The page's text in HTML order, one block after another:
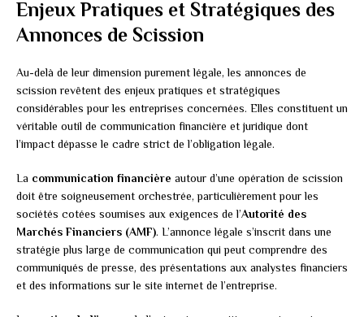
Enjeux Pratiques et Stratégiques des
Annonces de Scission
Au-delà de leur dimension purement légale, les annonces de
scission revêtent des enjeux pratiques et stratégiques
considérables pour les entreprises concernées. Elles constituent un
véritable outil de communication financière et juridique dont
l’impact dépasse le cadre strict de l’obligation légale.
La communication financière autour d’une opération de scission
doit être soigneusement orchestrée, particulièrement pour les
sociétés cotées soumises aux exigences de l’Autorité des
Marchés Financiers (AMF). L’annonce légale s’inscrit dans une
stratégie plus large de communication qui peut comprendre des
communiqués de presse, des présentations aux analystes financiers
et des informations sur le site internet de l’entreprise.